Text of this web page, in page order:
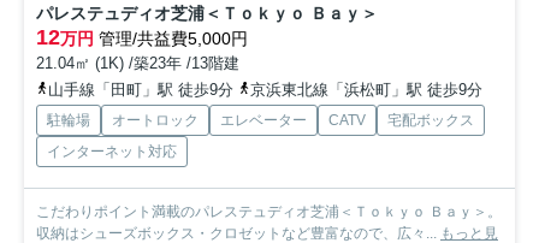
パレステュディオ芝浦＜Ｔｏｋｙｏ Ｂａｙ＞
12万円 管理/共益費5,000円
21.04㎡ (1K) /築23年 /13階建
山手線「田町」駅 徒歩9分
京浜東北線「浜松町」駅 徒歩9分
駐輪場 オートロック エレベーター CATV
宅配ボックス
インターネット対応
こだわりポイント満載のパレステュディオ芝浦＜Ｔｏｋｙｏ Ｂａｙ＞。
収納はシューズボックス・クロゼットなど豊富なので、広々... もっと見